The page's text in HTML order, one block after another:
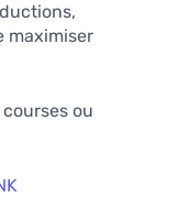
maximiser
ou